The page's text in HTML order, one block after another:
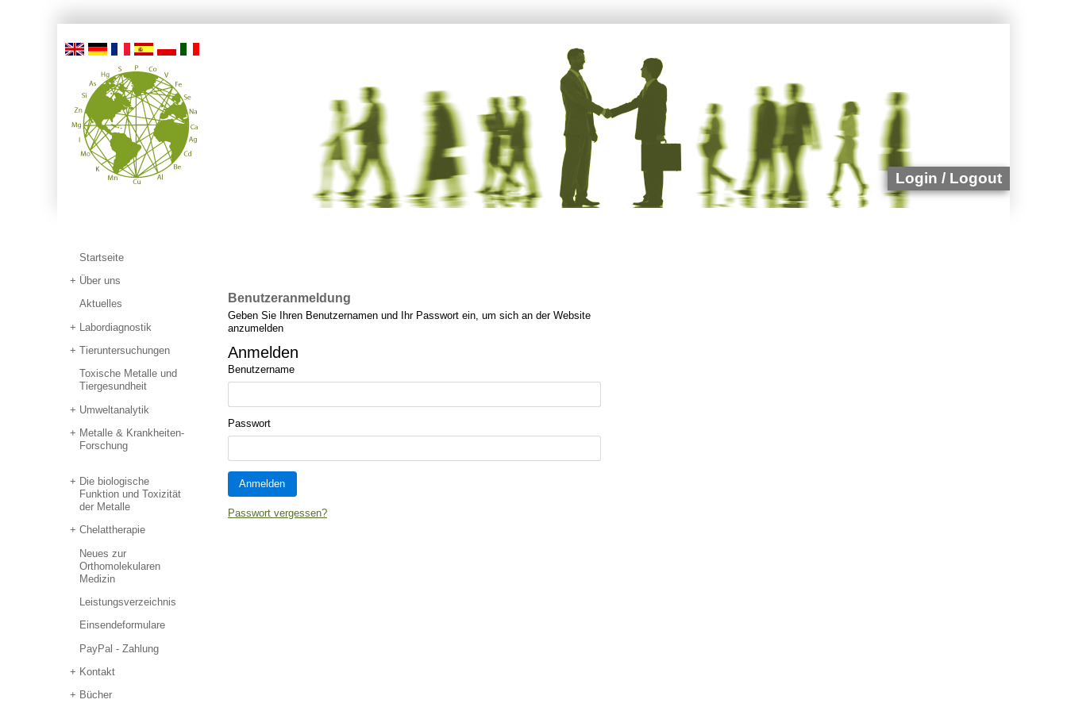
Login / Logout
Startseite
Über uns
Aktuelles
Labordiagnostik
Tieruntersuchungen
Toxische Metalle und
Tiergesundheit
Umweltanalytik
Metalle & Krankheiten-
Forschung
Die biologische
Funktion und Toxizität
der Metalle
Chelattherapie
Neues zur
Orthomolekularen
Medizin
Leistungsverzeichnis
Einsendeformulare
PayPal - Zahlung
Kontakt
Bücher
Benutzeranmeldung
Geben Sie Ihren Benutzernamen und Ihr Passwort ein, um sich an der Website
anzumelden
Anmelden
Benutzername
Passwort
Passwort vergessen?